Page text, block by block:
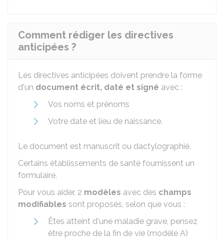
Comment rédiger les directives
anticipées ?
Les directives anticipées doivent prendre la forme
d'un document écrit, daté et signé avec :
Vos noms et prénoms
Votre date et lieu de naissance.
Le document est manuscrit ou dactylographié.
Certains établissements de santé fournissent un
formulaire.
Pour vous aider, 2 modèles avec des champs
modifiables sont proposés, selon que vous :
Êtes atteint d'une maladie grave, pensez
être proche de la fin de vie (modèle A)